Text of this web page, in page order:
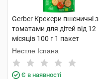
Gerber Крекери пшеничні з
томатами для дітей від 12
місяців 100 г 1 пакет
Нестле Іспана
Є в наявності